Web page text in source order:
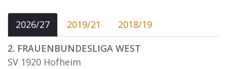
2026/27 2019/21
2018/19
2. FRAUENBUNDESLIGA WEST
SV 1920 Hofheim